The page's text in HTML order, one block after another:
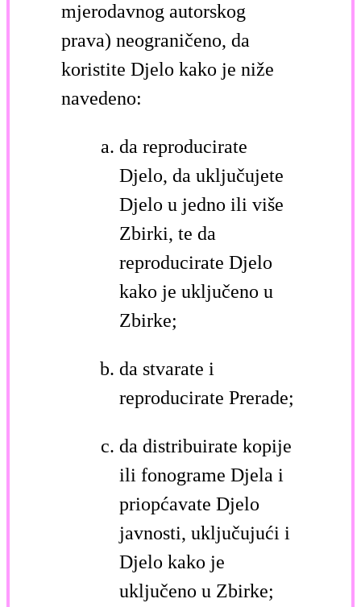
mjerodavnog autorskog
prava) neograničeno, da
koristite Djelo kako je niže
navedeno:
da reproducirate
Djelo, da uključujete
Djelo u jedno ili više
Zbirki, te da
reproducirate Djelo
kako je uključeno u
Zbirke;
da stvarate i
reproducirate Prerade;
da distribuirate kopije
ili fonograme Djela i
priopćavate Djelo
javnosti, uključujući i
Djelo kako je
uključeno u Zbirke;